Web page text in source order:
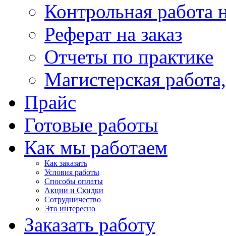
Контрольная работа
Реферат на заказ
Отчеты по практике
Магистерская
Прайс
Готовые работы
Как мы работаем
Как заказать
Условия работы
Способы оплаты
Акции и Скидки
Сотрудничество
Это интересно
Заказать работу